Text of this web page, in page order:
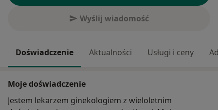
Wyślij wiadomość
Doświadczenie Aktualności Usługi i ceny
Moje doświadczenie
Jestem lekarzem ginekologiem z wieloletnim